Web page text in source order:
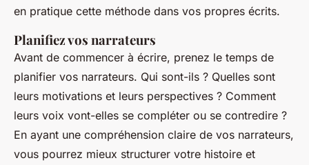
en pratique cette méthode dans vos propres écrits.
Planifiez vos narrateurs
Avant de commencer à écrire, prenez le temps de
planifier vos narrateurs. Qui sont-ils ? Quelles sont
leurs motivations et leurs perspectives ? Comment
leurs voix vont-elles se compléter ou se contredire ?
En ayant une compréhension claire de vos narrateurs,
vous pourrez mieux structurer votre histoire et